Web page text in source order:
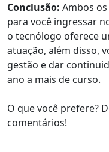
Conclusão: Ambos
para você ingressar
o tecnólogo oferece
atuação, além disso,
gestão e dar
ano a mais de curso.
O que você prefere?
comentários!